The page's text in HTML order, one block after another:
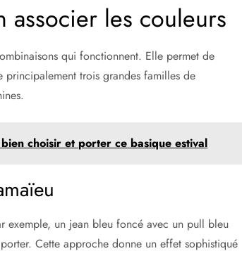
les couleurs
qui fonctionnent. Elle permet de
principalement trois grandes familles de
choisir et porter ce basique estival
exemple, un jean bleu foncé avec un pull bleu
Cette approche donne un effet sophistiqué